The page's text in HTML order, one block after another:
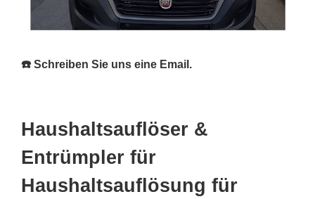
☎️ Schreiben Sie uns eine Email.
Haushaltsauflöser &
Entrümpler für
Haushaltsauflösung für